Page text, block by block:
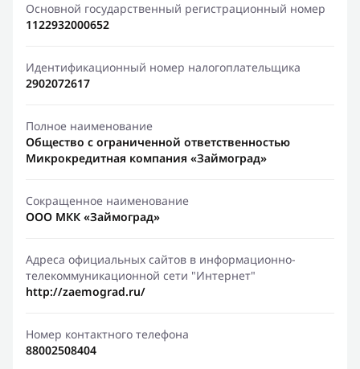
Основной государственный регистрационный номер
1122932000652
Идентификационный номер налогоплательщика
2902072617
Полное наименование
Общество с ограниченной ответственностью
Микрокредитная компания «Займоград»
Сокращенное наименование
ООО МКК «Займоград»
Адреса официальных сайтов в информационно-
телекоммуникационной сети "Интернет"
http://zaemograd.ru/
Номер контактного телефона
88002508404